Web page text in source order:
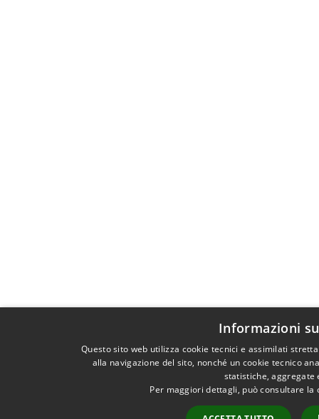
Informazioni
Questo sito web utilizza cookie tecnici e assimilati
alla navigazione del sito, nonché un cookie tecnico
statistiche, aggregate
Per maggiori dettagli, può consultare